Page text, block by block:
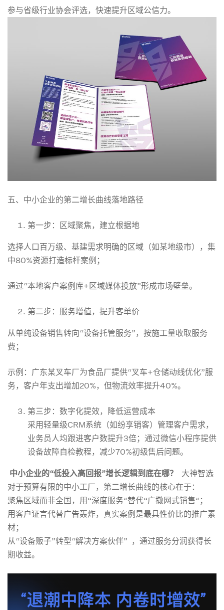
参与省级行业协会评选，快速提升区域公信力。
五、中小企业的第二增长曲线落地路径
第一步：区域聚焦，建立根据地
选择人口百万级、基建需求明确的区域（如某地级市），集
中80%资源打造标杆案例；
通过“本地客户案例库+区域媒体投放”形成市场壁垒。
第二步：服务增值，提升客单价
从单纯设备销售转向“设备托管服务”，按施工量收取服务
费；
示例：广东某叉车厂为食品厂提供“叉车+仓储动线优化”服
务，客户年支出增加20%，但物流效率提升40%。
第三步：数字化提效，降低运营成本
采用轻量级CRM系统（如纷享销客）管理客户需求，
业务员人均跟进客户数提升3倍；通过微信小程序提供
设备故障自检教程，减少70%初级售后问题。
中小企业的“低投入高回报”增长逻辑到底在哪？
大神智选
对于预算有限的中小工厂，第二增长曲线的核心在于：
聚焦区域而非全国，用“深度服务”替代“广撒网式销售”；
用客户证言代替广告轰炸，真实案例是最具性价比的推广素
材；
从“设备贩子”转型“解决方案伙伴” ，通过服务分润获得长
期收益。